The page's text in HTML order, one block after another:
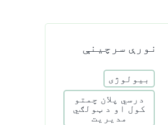
نورې سرچینې
بیولوژی
درسي پلان چمتو
کول او د ټولګي
مدیریت